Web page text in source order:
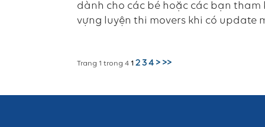
dành cho các bé hoặc các bạn
vựng luyện thi movers khi có update
Trang 1 trong 4 1 234 > >>